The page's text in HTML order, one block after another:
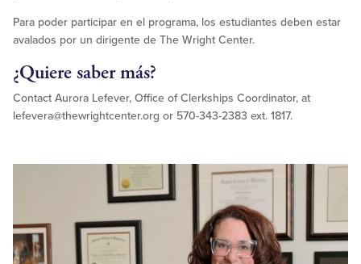
Para poder participar en el programa, los estudiantes deben estar
avalados por un dirigente de The Wright Center.
¿Quiere saber más?
Contact Aurora Lefever, Office of Clerkships Coordinator, at
lefevera@thewrightcenter.org or 570-343-2383 ext. 1817.